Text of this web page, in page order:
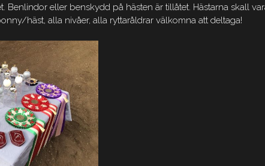
Benlindor eller benskydd på hästen är tillåtet. Hästarna skall
häst, alla nivåer, alla ryttaråldrar välkomna att deltaga!